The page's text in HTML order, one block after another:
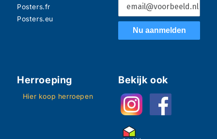
Posters.fr
Posters.eu
Nu aanmelden
Herroeping
Hier koop herroepen
Bekijk ook